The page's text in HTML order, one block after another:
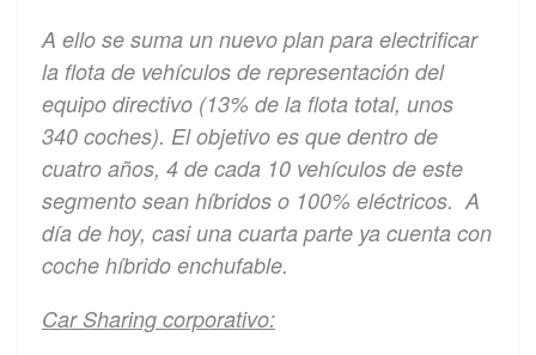
A ello se suma un nuevo plan para electrificar
la flota de vehículos de representación del
equipo directivo (13% de la flota total, unos
340 coches). El objetivo es que dentro de
cuatro años, 4 de cada 10 vehículos de este
segmento sean híbridos o 100% eléctricos. A
día de hoy, casi una cuarta parte ya cuenta con
coche híbrido enchufable.
Car Sharing corporativo: